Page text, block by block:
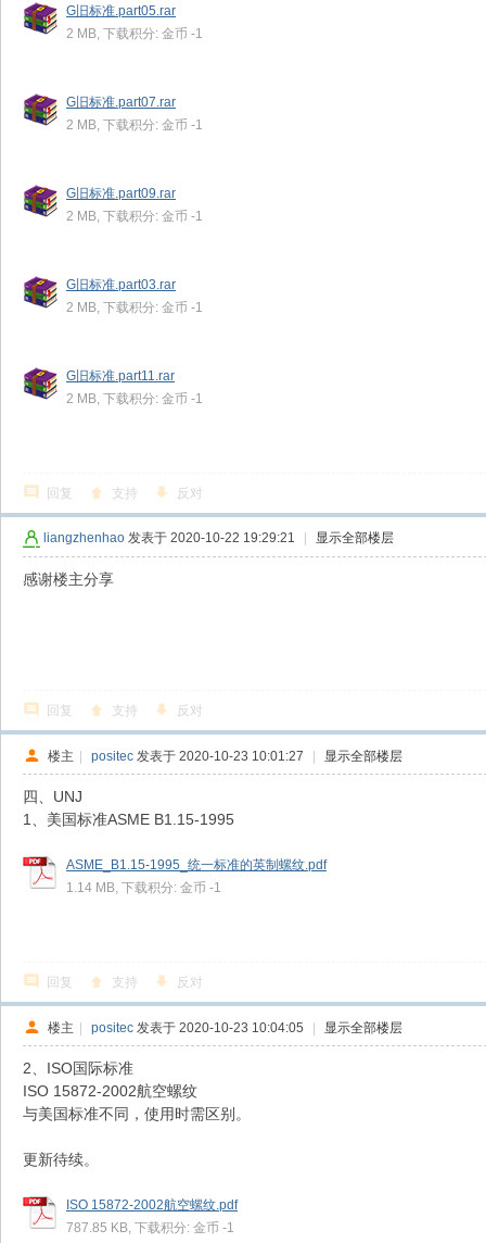
G旧标准.part05.rar
2 MB, 下载积分: 金币 -1
G旧标准.part07.rar
2 MB, 下载积分: 金币 -1
G旧标准.part09.rar
2 MB, 下载积分: 金币 -1
G旧标准.part03.rar
2 MB, 下载积分: 金币 -1
G旧标准.part11.rar
2 MB, 下载积分: 金币 -1
回复 支持 反对
liangzhenhao 发表于 2020-10-22 19:29:21 显示全部楼层
感谢楼主分享
回复 支持 反对
楼主 | positec 发表于 2020-10-23 10:01:27 | 显示全部楼层
四、UNJ
1、美国标准ASME B1.15-1995
ASME_B1.15-1995_统一标准的英制螺纹.pdf
1.14 MB, 下载积分: 金币 -1
回复 支持 反对
楼主 | positec 发表于 2020-10-23 10:04:05 | 显示全部楼层
2、ISO国际标准
ISO 15872-2002航空螺纹
与美国标准不同，使用时需区别。
更新待续。
ISO 15872-2002航空螺纹.pdf
787.85 KB, 下载积分: 金币 -1